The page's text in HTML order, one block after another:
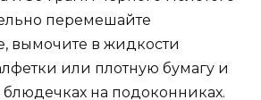
перемешайте
вымочите в жидкости
или плотную бумагу и
блюдечках на подоконниках.